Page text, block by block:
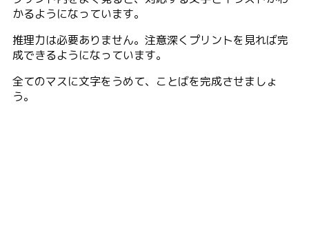
かるようになっています。
推理力は必要ありません。注意深くプリントを見れば完
成できるようになっています。
全てのマスに文字をうめて、ことばを完成させましょ
う。